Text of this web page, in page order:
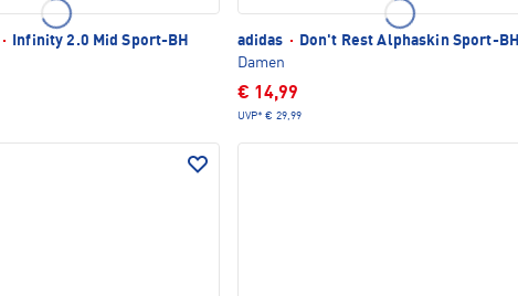
·
Infinity 2.0 Mid Sport-BH
adidas ·
Don't Rest Alphaskin Sport-BH
Damen
€ 14,99
UVP* € 29,99